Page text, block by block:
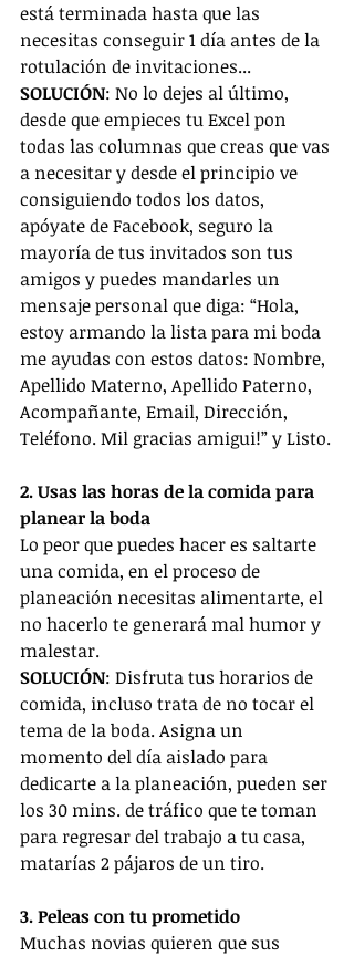
está terminada hasta que las
necesitas conseguir 1 día antes de la
rotulación de invitaciones...
SOLUCIÓN: No lo dejes al último,
desde que empieces tu Excel pon
todas las columnas que creas que vas
a necesitar y desde el principio ve
consiguiendo todos los datos,
apóyate de Facebook, seguro la
mayoría de tus invitados son tus
amigos y puedes mandarles un
mensaje personal que diga: “Hola,
estoy armando la lista para mi boda
me ayudas con estos datos: Nombre,
Apellido Materno, Apellido Paterno,
Acompañante, Email, Dirección,
Teléfono. Mil gracias amigui!” y Listo.
2. Usas las horas de la comida para
planear la boda
Lo peor que puedes hacer es saltarte
una comida, en el proceso de
planeación necesitas alimentarte, el
no hacerlo te generará mal humor y
malestar.
SOLUCIÓN: Disfruta tus horarios de
comida, incluso trata de no tocar el
tema de la boda. Asigna un
momento del día aislado para
dedicarte a la planeación, pueden ser
los 30 mins. de tráfico que te toman
para regresar del trabajo a tu casa,
matarías 2 pájaros de un tiro.
3. Peleas con tu prometido
Muchas novias quieren que sus